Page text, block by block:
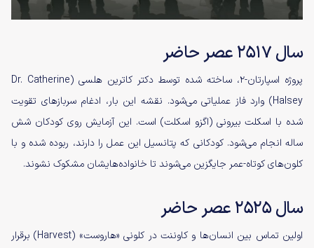
سال ۲۵۱۷ عصر حاضر
پروژه‌ اسپارتان-۲، ساخته شده توسط دکتر کاترین هلسی (Dr. Catherine
Halsey) وارد فاز عملیاتی می‌شود. نقشه این بار، ادغام سربازهای تقویت
شده با اسکلت بیرونی (اگزو اسکلت) است. این آزمایش روی کودکان شش
ساله انجام می‌شود. کودکانی که پتانسیل این عمل را دارند، ربوده شده و با
کلون‌های کوتاه-عمر جایگزین می‌شوند تا خانواده‌هایشان مشکوک نشوند.
سال ۲۵۲۵ عصر حاضر
اولین تماس بین انسان‌ها و کاوننت در کلونی «هاروست» ‌(Harvest) برقرار